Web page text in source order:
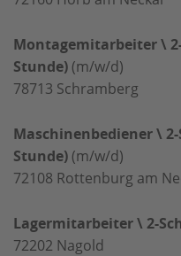
Montagemitarbeiter \
Stunde) (m/w/d)
78713 Schramberg
Maschinenbediener \
Stunde) (m/w/d)
72108 Rottenburg am
Lagermitarbeiter \ 2-
72202 Nagold